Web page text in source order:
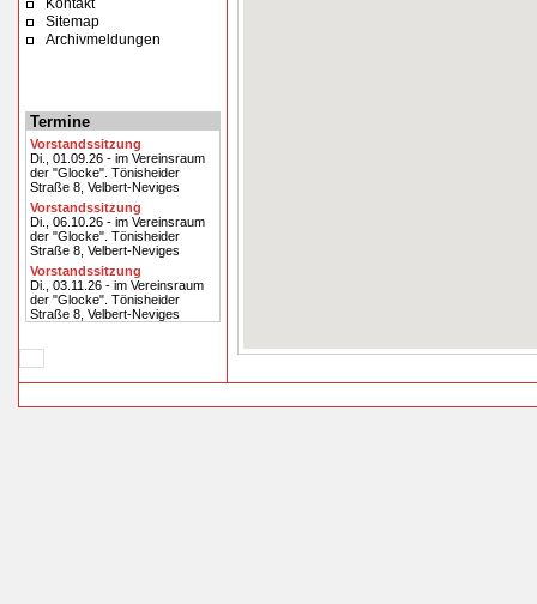
Kontakt
Sitemap
Archivmeldungen
Termine
Vorstandssitzung
Di., 01.09.26 - im Vereinsraum
der "Glocke". Tönisheider
Straße 8, Velbert-Neviges
Vorstandssitzung
Di., 06.10.26 - im Vereinsraum
der "Glocke". Tönisheider
Straße 8, Velbert-Neviges
Vorstandssitzung
Di., 03.11.26 - im Vereinsraum
der "Glocke". Tönisheider
Straße 8, Velbert-Neviges